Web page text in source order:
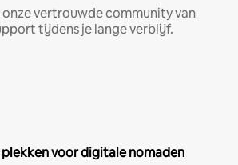
vertrouwde community van
tijdens je lange verblijf.
voor digitale nomaden